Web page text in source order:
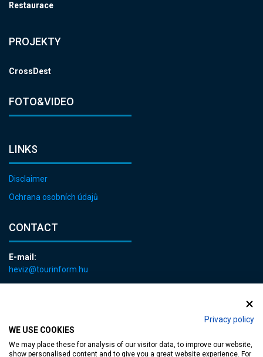
Privacy policy
WE USE COOKIES
We may place these for analysis of our visitor data, to improve our website,
show personalised content and to give you a great website experience. For
Restaurace
PROJEKTY
CrossDest
FOTO&VIDEO
LINKS
Disclaimer
Ochrana osobních údajů
CONTACT
E-mail:
heviz@tourinform.hu